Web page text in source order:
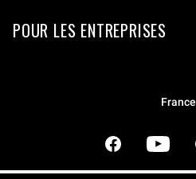
POUR LES ENTREPRISES
France